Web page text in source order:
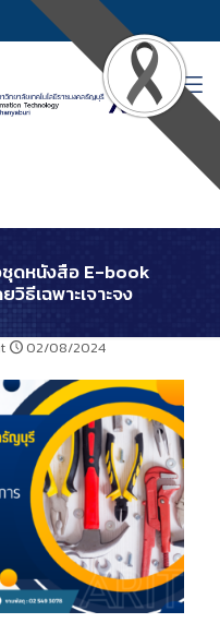
ชุดหนังสือ E-book
ธีเฉพาะเจาะจง
02/08/2024